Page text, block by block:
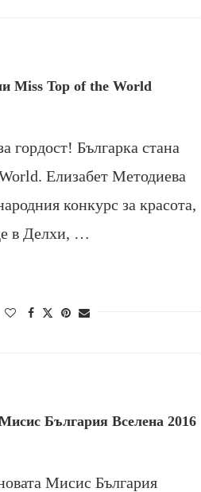
Miss Top of the World
гордост! Българка стана
Елизабет Методиева
конкурс за красота,
в Делхи, …
България Вселена 2016
Мисис България